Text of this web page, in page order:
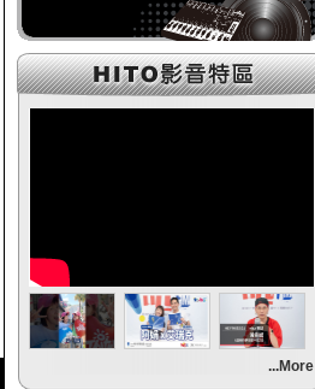
【HitFm正在進行】
(聯播)
(聯播)
夜貓DJ-Dennis
【Next】
...More